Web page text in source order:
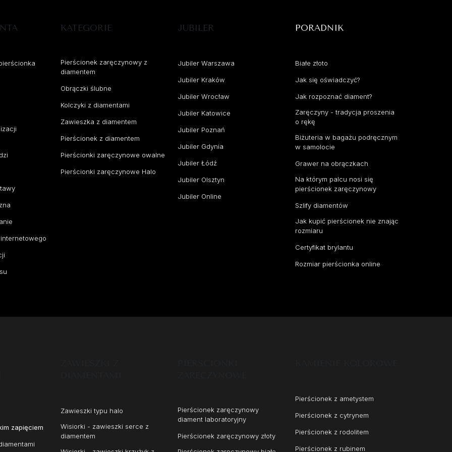
KATEGORIE
Pierścionek zaręczynowy z
diamentem
Obrączki ślubne
Kolczyki z diamentami
Zawieszka z diamentem
Pierścionek z diamentem
Pierścionki zaręczynowe owalne
Pierścionki zaręczynowe Halo
JUBILER
Jubiler Warszawa
Jubiler Kraków
Jubiler Wrocław
Jubiler Katowice
Jubiler Poznań
Jubiler Gdynia
Jubiler Łódź
Jubiler Olsztyn
Jubiler Online
PORADNIK
Białe złoto
Jak się oświadczyć?
Jak rozpoznać diament?
Zaręczyny - tradycja proszenia
o rękę
Biżuteria w bagażu podręcznym
w samolocie
Grawer na obrączkach
Na którym palcu nosi się
pierścionek zaręczynowy
Szlify diamentów
Jak kupić pierścionek nie znając
rozmiaru
Certyfikat brylantu
Rozmiar pierścionka online
zapięciem
Zawieszki typu halo
Wisiorki - zawieszki serce z
diamentem
Pierścionek zaręczynowy
diament laboratoryjny
Pierścionek zaręczynowy złoty
Pierścionek z ametystem
Pierścionek z cytrynem
Pierścionek z rodolitem
Pierścionek z rubinem